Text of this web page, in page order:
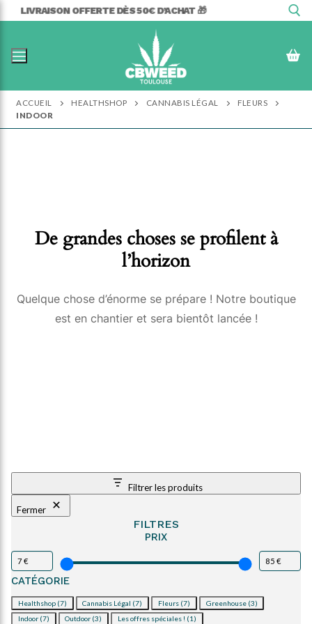
Aller
contenu
LIVRAISON OFFERTE DÈS 50€ D’ACHAT 🎁
Rechercher :
ACCUEIL HEALTHSHOP CANNABIS LÉGAL
FLEURS
INDOOR
De grandes choses se profilent à
l’horizon
Quelque chose d’énorme se prépare ! Notre boutique
est en chantier et sera bientôt lancée !
Filtrer les produits
Fermer
FILTRES
PRIX
CATÉGORIE
Catégorie
Healthshop (7) Cannabis Légal (7) Fleurs (7) Greenhouse (3)
Indoor(7) Outdoor(3) Les offres spéciales ! (1)